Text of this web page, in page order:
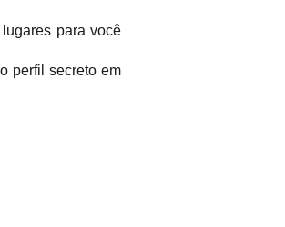
para você
perfil secreto em